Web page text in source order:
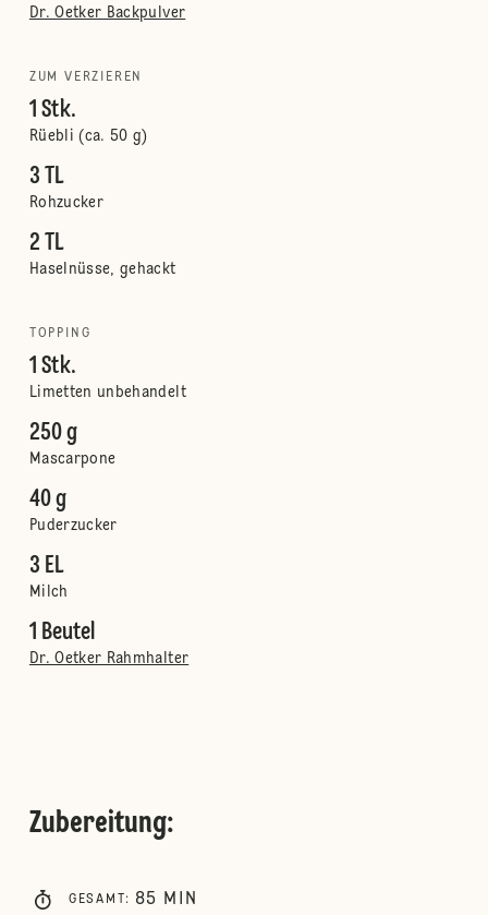
Dr. Oetker Backpulver
ZUM VERZIEREN
1 Stk.
Rüebli (ca. 50 g)
3 TL
Rohzucker
2 TL
Haselnüsse, gehackt
TOPPING
1 Stk.
Limetten unbehandelt
250 g
Mascarpone
40 g
Puderzucker
3 EL
Milch
1 Beutel
Dr. Oetker Rahmhalter
Zubereitung:
GESAMT : 85 MIN